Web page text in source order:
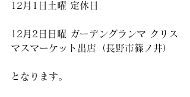
12月1日土曜 定休日
12月2日日曜 ガーデングランマ クリス
マスマーケット出店（長野市篠ノ井）
となります。